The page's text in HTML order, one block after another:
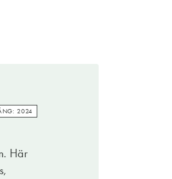
2024
Här
runt mitten av 1800-
det smakrikt och